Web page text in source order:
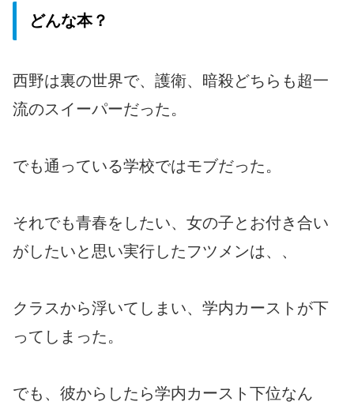
どんな本？
西野は裏の世界で、護衛、暗殺どちらも超一
流のスイーパーだった。
でも通っている学校ではモブだった。
それでも青春をしたい、女の子とお付き合い
がしたいと思い実行したフツメンは、、
クラスから浮いてしまい、学内カーストが下
ってしまった。
でも、彼からしたら学内カースト下位なん